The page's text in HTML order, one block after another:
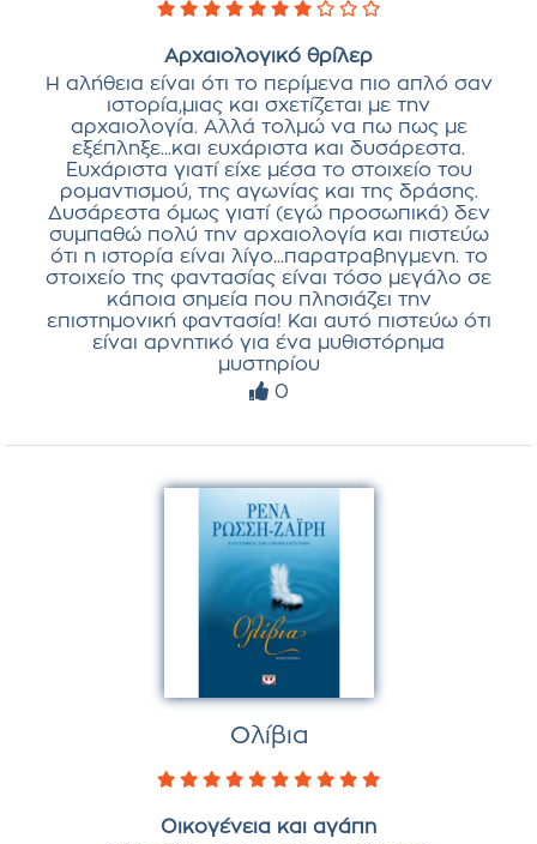
Αρχαιολογικό θρίλερ
Η αλήθεια είναι ότι το περίμενα πιο απλό σαν
ιστορία,μιας και σχετίζεται με την
αρχαιολογία. Αλλά τολμώ να πω πως με
εξέπληξε...και ευχάριστα και δυσάρεστα.
Ευχάριστα γιατί είχε μέσα το στοιχείο του
ρομαντισμού, της αγωνίας και της δράσης.
Δυσάρεστα όμως γιατί (εγώ προσωπικά) δεν
συμπαθώ πολύ την αρχαιολογία και πιστεύω
ότι η ιστορία είναι λίγο...παρατραβηγμενη. το
στοιχείο της φαντασίας είναι τόσο μεγάλο σε
κάποια σημεία που πλησιάζει την
επιστημονική φαντασία! Και αυτό πιστεύω ότι
είναι αρνητικό για ένα μυθιστόρημα
μυστηρίου
0
Ολίβια
Οικογένεια και αγάπη